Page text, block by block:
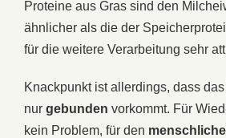
Proteine aus Gras sind den
ähnlicher als die der
für die weitere Verarbeitung sehr
Knackpunkt ist allerdings, dass das
nur gebunden vorkommt. Für
kein Problem, für den